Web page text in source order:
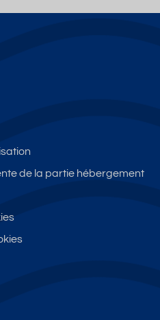
de la partie hébergement